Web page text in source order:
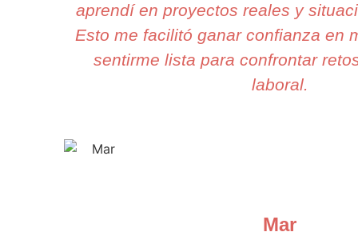
aprendí en proyectos reales y
Esto me facilitó ganar confianza en
sentirme lista para confrontar
laboral.
Mar